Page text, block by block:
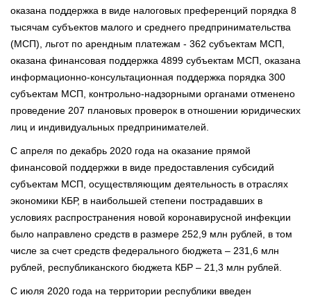
оказана поддержка в виде налоговых преференций порядка 8
тысячам субъектов малого и среднего предпринимательства
(МСП), льгот по арендным платежам - 362 субъектам МСП,
оказана финансовая поддержка 4899 субъектам МСП, оказана
информационно-консультационная поддержка порядка 300
субъектам МСП, контрольно-надзорными органами отменено
проведение 207 плановых проверок в отношении юридических
лиц и индивидуальных предпринимателей.
С апреля по декабрь 2020 года на оказание прямой
финансовой поддержки в виде предоставления субсидий
субъектам МСП, осуществляющим деятельность в отраслях
экономики КБР, в наибольшей степени пострадавших в
условиях распространения новой коронавирусной инфекции
было направлено средств в размере 252,9 млн рублей, в том
числе за счет средств федерального бюджета – 231,6 млн
рублей, республиканского бюджета КБР – 21,3 млн рублей.
С июля 2020 года на территории республики введен